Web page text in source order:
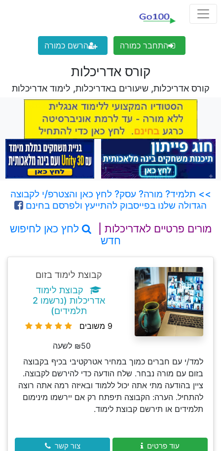
התחבר כמורה הרשם כמורה
קורס אדריכלות
קורס אדריכלות, שיעורים באדריכלות, לימוד אדריכלות
>> תלמיד? מורה? עסק? לחץ כאן והצטרפ/י לקבוצה
הגדולה שלנו בפייסבוק להתייעץ ולפרסם בחינם
מורים פרטיים לאדריכלות |
לחץ כאן לחיפוש
חדש
קבוצת לימוד בזום
קבוצת לימוד
אדריכלות (נרשמו 2
תלמידים)
9 משובים
₪50 לשעה
למד/י עם חברים כמוך במחיר אטרקטיבי בכיף בקבוצה
בזום עם מורה נבחר. שלח הודעה כדי להירשם לקבוצה.
ציין בהודעה מתי אתה יכול ללמוד ובאיזה רמה אתה רוצה
להתחיל. הערה: הקבוצה תיפתח רק אם יירשמו מינימום
תלמידים או תירשם קבוצת לימוד.
עוד פרטים צור קשר